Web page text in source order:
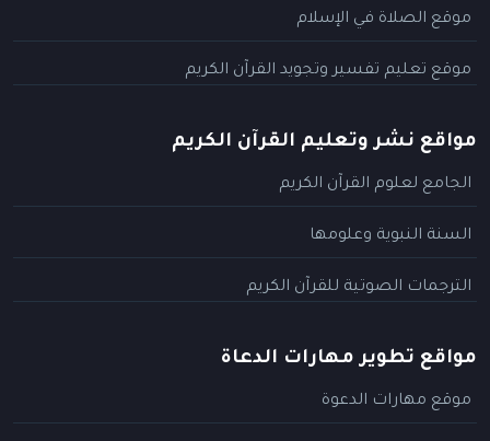
موقع الصلاة في الإسلام
موقع تعليم تفسير وتجويد القرآن الكريم
مواقع نشر وتعليم القرآن الكريم
الجامع لعلوم القرآن الكريم
السنة النبوية وعلومها
الترجمات الصوتية للقرآن الكريم
مواقع تطوير مهارات الدعاة
موقع مهارات الدعوة